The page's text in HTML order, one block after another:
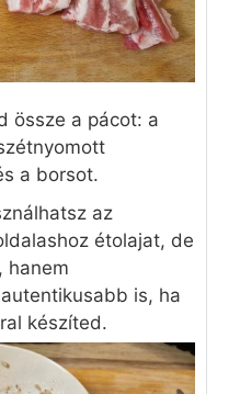
össze a pácot: a
a borsot.
az
étolajat, de
hanem
is, ha
készíted.